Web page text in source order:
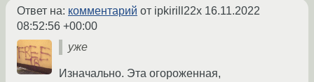
Ответ на: комментарий от ipkirill22x 16.11.2022
08:52:56 +00:00
уже
Изначально. Эта огороженная,